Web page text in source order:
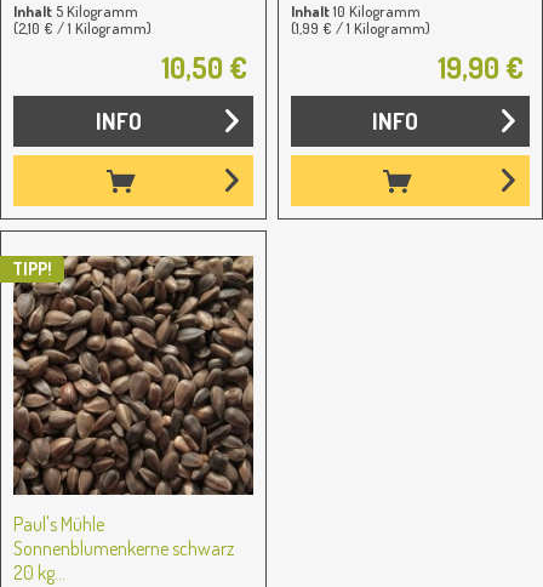
Inhalt 5 Kilogramm
(2,10 € / 1 Kilogramm)
10,50 €
INFO
Inhalt10 Kilogramm
(1,99 € / 1 Kilogramm)
19,90 €
INFO
TIPP!
Paul's Mühle
Sonnenblumenkerne schwarz
20 kg...